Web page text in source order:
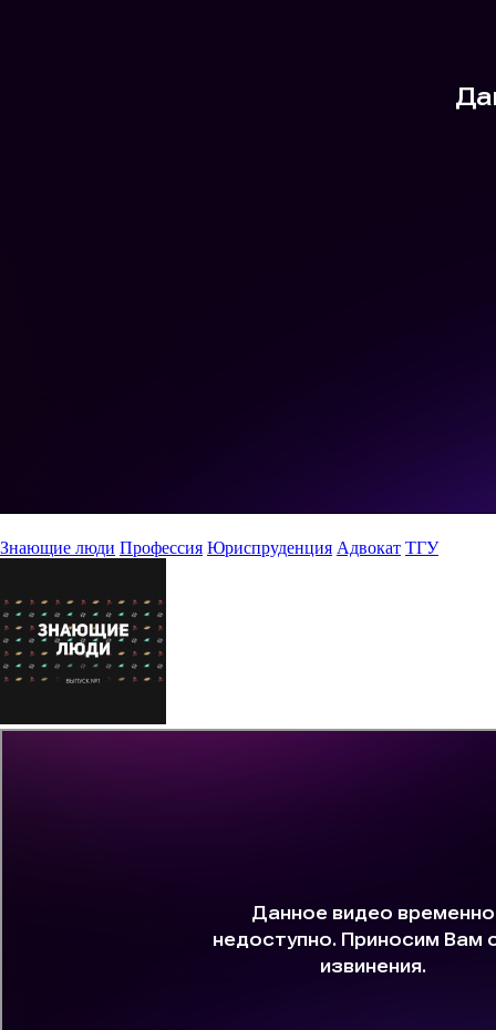
Знающие люди Профессия Юриспруденция Адвокат ТГУ